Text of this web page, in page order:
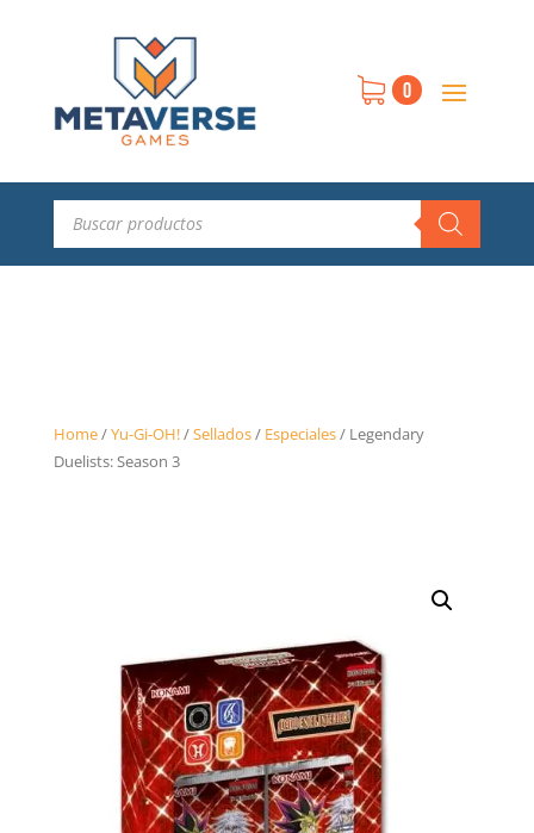
0
Búsqueda
productos
Home/Yu-Gi-OH!/Sellados/ Especiales/ Legendary
Duelists: Season 3